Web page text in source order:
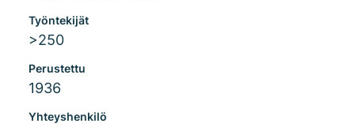
Työntekijät
>250
Perustettu
1936
Yhteyshenkilö